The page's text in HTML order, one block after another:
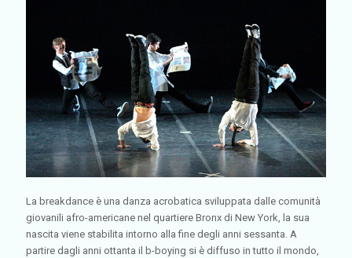
La breakdance è una danza acrobatica sviluppata dalle comunità
giovanili afro-americane nel quartiere Bronx di New York, la sua
nascita viene stabilita intorno alla fine degli anni sessanta. A
partire dagli anni ottanta il b-boying si è diffuso in tutto il mondo,